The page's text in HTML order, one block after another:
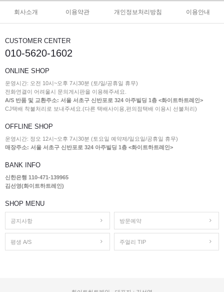
회사소개 이용약관 개인정보처리방침 이용안내
CUSTOMER CENTER
010-5620-1602
ONLINE SHOP
운영시간: 오전 10시~오후 7시30분 (토/일/공휴일 휴무)
전화연결이 어려울시 문의게시판을 이용해주세요.
A/S 반품 및 교환주소: 서울 서초구 신반포로 324 아주빌딩 1층 <화이트하트레인>
CJ택배 착불처리로 보내주세요.(다른 택배사이용,편의점택배 이용시 선불처리)
OFFLINE SHOP
운영시간: 정오 12시~오후 7시30분 (토요일 예약제/일요일/공휴일 휴무)
매장주소: 서울 서초구 신반포로 324 아주빌딩 1층 <화이트하트레인>
BANK INFO
신한은행 110-471-139965
김선영(화이트하트레인)
SHOP MENU
공지사항 방문예약
평생 A/S 주얼리 TIP